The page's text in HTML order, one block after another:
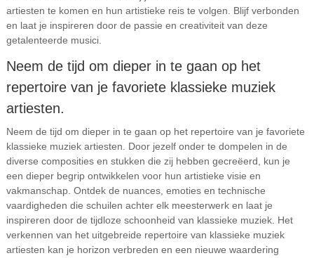
artiesten te komen en hun artistieke reis te volgen. Blijf verbonden
en laat je inspireren door de passie en creativiteit van deze
getalenteerde musici.
Neem de tijd om dieper in te gaan op het
repertoire van je favoriete klassieke muziek
artiesten.
Neem de tijd om dieper in te gaan op het repertoire van je favoriete
klassieke muziek artiesten. Door jezelf onder te dompelen in de
diverse composities en stukken die zij hebben gecreëerd, kun je
een dieper begrip ontwikkelen voor hun artistieke visie en
vakmanschap. Ontdek de nuances, emoties en technische
vaardigheden die schuilen achter elk meesterwerk en laat je
inspireren door de tijdloze schoonheid van klassieke muziek. Het
verkennen van het uitgebreide repertoire van klassieke muziek
artiesten kan je horizon verbreden en een nieuwe waardering